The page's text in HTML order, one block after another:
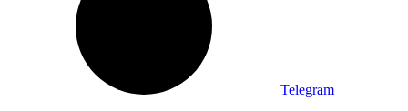
Telegram